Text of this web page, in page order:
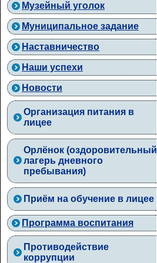
Музейный уголок
Муниципальное задание
Наставничество
Наши успехи
Новости
Организация питания в
лицее
Орлёнок (оздоровительный
лагерь дневного
пребывания)
Приём на обучение в лицее
Программа воспитания
Противодействие
коррупции